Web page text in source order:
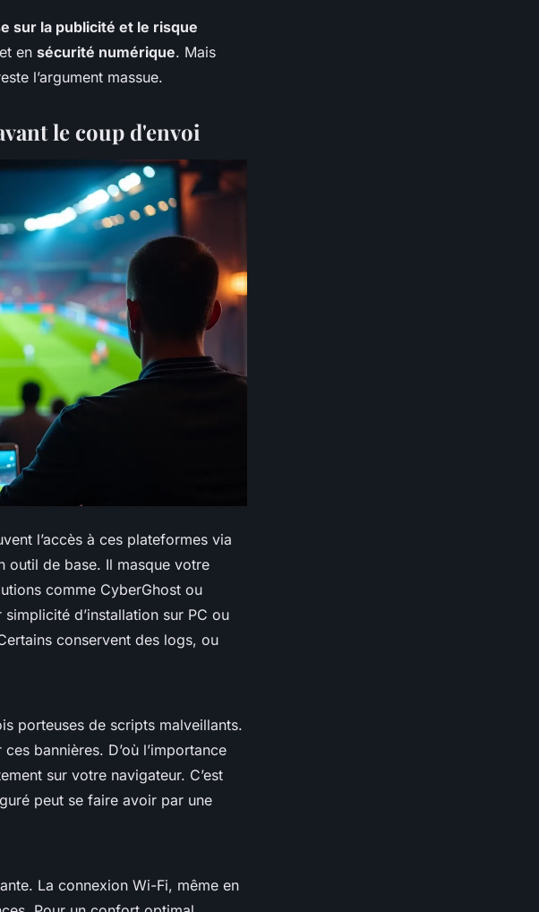
sur la publicité et le risque
en sécurité numérique. Mais
l’argument massue.
le coup d'envoi
l’accès à ces plateformes via
outil de base. Il masque votre
comme CyberGhost ou
d’installation sur PC ou
conservent des logs, ou
porteuses de scripts malveillants.
bannières. D’où l’importance
sur votre navigateur. C’est
peut se faire avoir par une
La connexion Wi-Fi, même en